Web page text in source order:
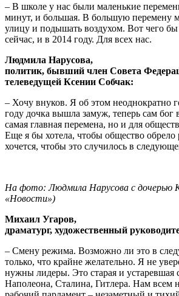
– В школе у нас были маленькие
минут, и большая. В большую перемену
улицу и подышать воздухом. Вот чего бы
сейчас, и в 2014 году. Для всех нас.
Людмила Нарусова,
политик, бывший член Совета
телеведущей Ксении Собчак:
– Хочу внуков. Я об этом неоднократно
году дочка вышла замуж, теперь сам бог
самая главная перемена, но и для
Еще я бы хотела, чтобы общество обрело
хочется, чтобы это случилось в
На фото: Людмила Нарусова с дочерью
«Новости»)
Михаил Угаров,
драматург, художественный
– Смену режима. Возможно ли это в
только, что крайне желательно. Я не
нужны лидеры. Это старая и устаревшая
Наполеона, Сталина, Гитлера. Нам всем